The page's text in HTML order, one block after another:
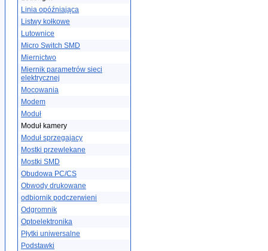
Linia opóźniająca
Listwy kołkowe
Lutownice
Micro Switch SMD
Miernictwo
Miernik parametrów sieci
elektrycznej
Mocowania
Modem
Moduł
Moduł kamery
Moduł sprzegajacy
Mostki przewlekane
Mostki SMD
Obudowa PC/CS
Obwody drukowane
odbiornik podczerwieni
Odgromnik
Optoelektronika
Płytki uniwersalne
Podstawki